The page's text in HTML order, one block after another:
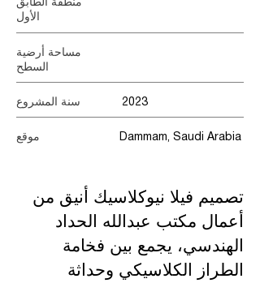
منطقة الطابق
الأول
مساحة أرضية
السطح
سنة المشروع 2023
موقع Dammam, Saudi Arabia
تصميم فيلا نيوكلاسيك أنيق من
أعمال مكتب عبدالله الحداد
الهندسي، يجمع بين فخامة
الطراز الكلاسيكي وحداثة